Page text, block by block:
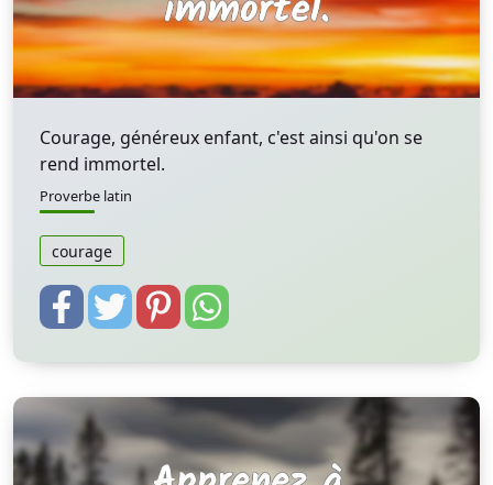
Courage, généreux enfant, c'est ainsi qu'on se
rend immortel.
Proverbe latin
courage